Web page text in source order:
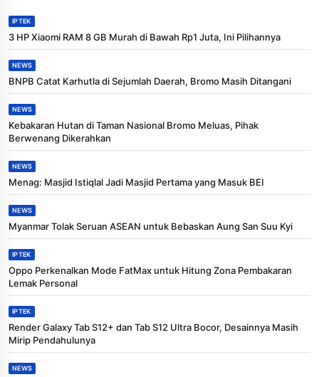
IPTEK
3 HP Xiaomi RAM 8 GB Murah di Bawah Rp1 Juta, Ini Pilihannya
NEWS
BNPB Catat Karhutla di Sejumlah Daerah, Bromo Masih Ditangani
NEWS
Kebakaran Hutan di Taman Nasional Bromo Meluas, Pihak
Berwenang Dikerahkan
NEWS
Menag: Masjid Istiqlal Jadi Masjid Pertama yang Masuk BEI
NEWS
Myanmar Tolak Seruan ASEAN untuk Bebaskan Aung San Suu Kyi
IPTEK
Oppo Perkenalkan Mode FatMax untuk Hitung Zona Pembakaran
Lemak Personal
IPTEK
Render Galaxy Tab S12+ dan Tab S12 Ultra Bocor, Desainnya Masih
Mirip Pendahulunya
NEWS